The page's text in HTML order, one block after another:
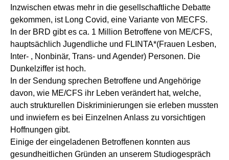
Inzwischen etwas mehr in die gesellschaftliche Debatte
gekommen, ist Long Covid, eine Variante von MECFS.
In der BRD gibt es ca. 1 Million Betroffene von ME/CFS,
hauptsächlich Jugendliche und FLINTA*(Frauen Lesben,
Inter- , Nonbinär, Trans- und Agender) Personen. Die
Dunkelziffer ist hoch.
In der Sendung sprechen Betroffene und Angehörige
davon, wie ME/CFS ihr Leben verändert hat, welche,
auch strukturellen Diskriminierungen sie erleben mussten
und inwiefern es bei Einzelnen Anlass zu vorsichtigen
Hoffnungen gibt.
Einige der eingeladenen Betroffenen konnten aus
gesundheitlichen Gründen an unserem Studiogespräch